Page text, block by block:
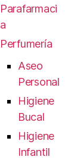
Parafarmaci
a
Perfumería
Aseo
Personal
Higiene
Bucal
Higiene
Infantil